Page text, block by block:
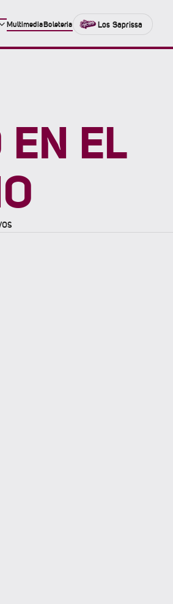
MultimediaBoleteria Los Saprissa
EN EL